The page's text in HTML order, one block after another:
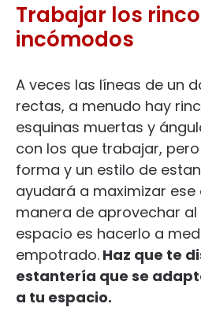
Trabajar los
incómodos
A veces las líneas de un
rectas, a menudo hay
esquinas muertas y
con los que trabajar,
forma y un estilo de
ayudará a maximizar ese
manera de aprovechar
espacio es hacerlo a
empotrado. Haz que te
estantería que se
a tu espacio.